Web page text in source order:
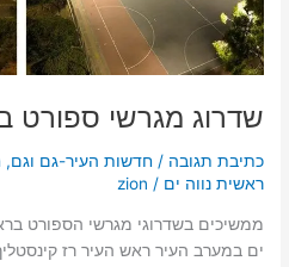
שדרוג מגרשי ספורט
כתיבת תגובה /חדשות העיר-גם וגם,
ראשית נווה ים /
zion
ממשיכים בשדרוגי מגרשי הספורט
ים במערב העיר ראש העיר רז